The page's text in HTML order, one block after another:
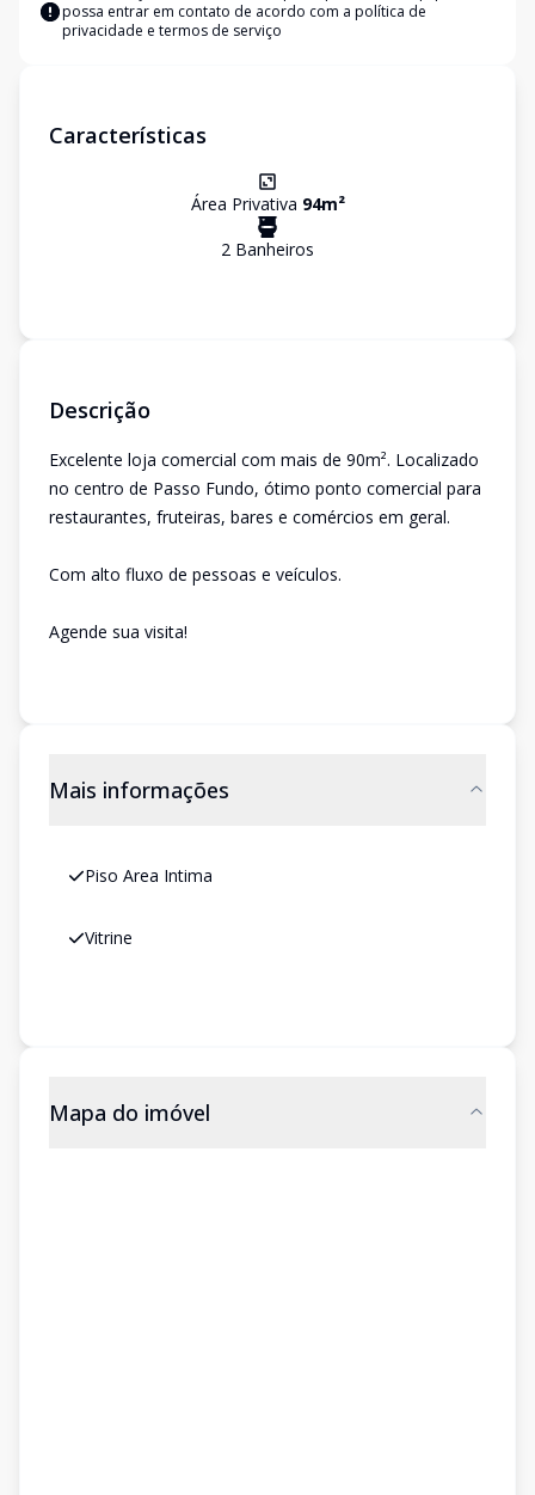
possa entrar em contato de acordo com a política de
privacidade e termos de serviço
Características
Área Privativa 94m²
2 Banheiros
Descrição
Excelente loja comercial com mais de 90m². Localizado
no centro de Passo Fundo, ótimo ponto comercial para
restaurantes, fruteiras, bares e comércios em geral.
Com alto fluxo de pessoas e veículos.
Agende sua visita!
Mais informações
Piso Area Intima
Vitrine
Mapa do imóvel